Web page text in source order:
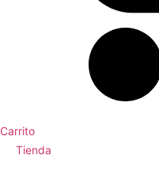
Carrito
Tienda